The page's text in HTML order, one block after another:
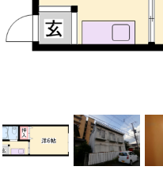
地域から探す
地図から探す
店舗情報·アクセス